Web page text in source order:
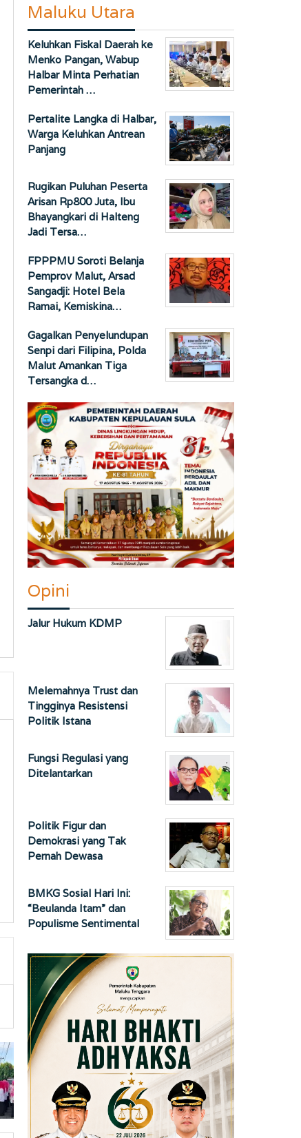
Maluku Utara
Keluhkan Fiskal Daerah ke
Menko Pangan, Wabup
Halbar Minta Perhatian
Pemerintah …
Pertalite Langka di Halbar,
Warga Keluhkan Antrean
Panjang
Rugikan Puluhan Peserta
Arisan Rp800 Juta, Ibu
Bhayangkari di Halteng
Jadi Tersa…
FPPPMU Soroti Belanja
Pemprov Malut, Arsad
Sangadji: Hotel Bela
Ramai, Kemiskina…
Gagalkan Penyelundupan
Senpi dari Filipina, Polda
Malut Amankan Tiga
Tersangka d…
Opini
Jalur Hukum KDMP
Melemahnya Trust dan
Tingginya Resistensi
Politik Istana
Fungsi Regulasi yang
Ditelantarkan
Politik Figur dan
Demokrasi yang Tak
Pernah Dewasa
BMKG Sosial Hari Ini:
“Beulanda Itam” dan
Populisme Sentimental